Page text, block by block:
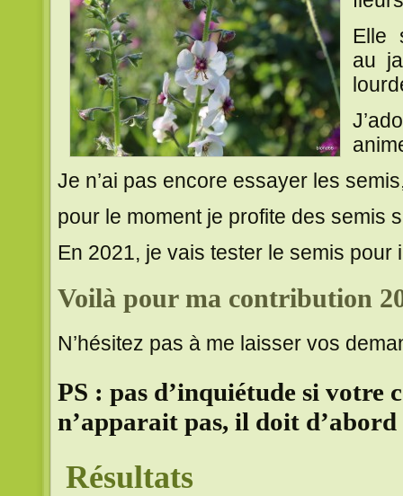
Elle
au
Je n’ai pas encore essayer les
pour le moment je profite des semis
En 2021, je vais tester le semis pour
Voilà pour ma contribution
N’hésitez pas à me laisser vos
PS : pas d’inquiétude si votre
n’apparait pas, il doit
Résultats